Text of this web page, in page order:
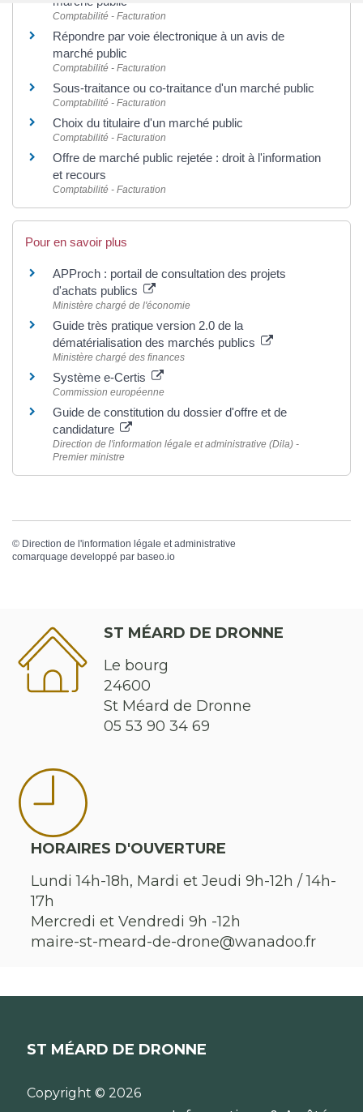
Comptabilité - Facturation
Répondre par voie électronique à un avis de
marché public
Comptabilité - Facturation
Sous-traitance ou co-traitance d'un marché public
Comptabilité - Facturation
Choix du titulaire d'un marché public
Comptabilité - Facturation
Offre de marché public rejetée : droit à l'information
et recours
Comptabilité - Facturation
Pour en savoir plus
APProch : portail de consultation des projets
d'achats publics
Ministère chargé de l'économie
Guide très pratique version 2.0 de la
dématérialisation des marchés publics
Ministère chargé des finances
Système e-Certis
Commission européenne
Guide de constitution du dossier d'offre et de
candidature
Direction de l'information légale et administrative (Dila) -
Premier ministre
© Direction de l'information légale et administrative
comarquage developpé par baseo.io
ST MÉARD DE DRONNE
Le bourg
24600
St Méard de Dronne
05 53 90 34 69
HORAIRES D'OUVERTURE
Lundi 14h-18h, Mardi et Jeudi 9h-12h / 14h-
17h
Mercredi et Vendredi 9h -12h
maire-st-meard-de-drone@wanadoo.fr
ST MÉARD DE DRONNE
Copyright © 2026